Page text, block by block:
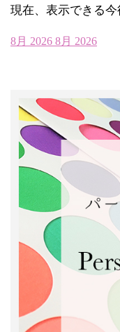
現在、表示できる今
8月 2026 8月 2026